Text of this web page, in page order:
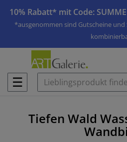
10% Rabatt* mit Code:
*ausgenommen sind Gutscheine
☰
Tiefen Wald